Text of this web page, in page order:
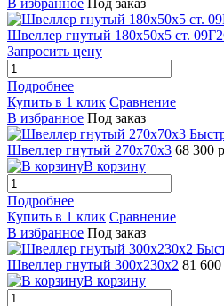
Швеллер гнутый 180х50х5 ст.
Запросить цену
Подробнее
Купить в 1 клик Сравнение
В избранное Под заказ
Швеллер гнутый 270х70х3 68 300
В корзину
Подробнее
Купить в 1 клик Сравнение
В избранное Под заказ
Швеллер гнутый 300х230х2 81 600
В корзину